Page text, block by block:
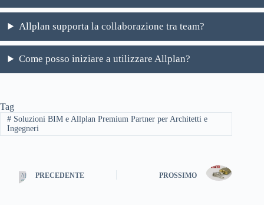
Allplan supporta la collaborazione tra team?
Come posso iniziare a utilizzare Allplan?
Tag
#Soluzioni BIM e Allplan Premium Partner per Architetti e
Ingegneri
PRECEDENTE PROSSIMO